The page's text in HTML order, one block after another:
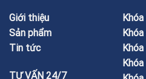
Giới thiệu
Sản phẩm
Tin tức
TƯ VẤN 24/7